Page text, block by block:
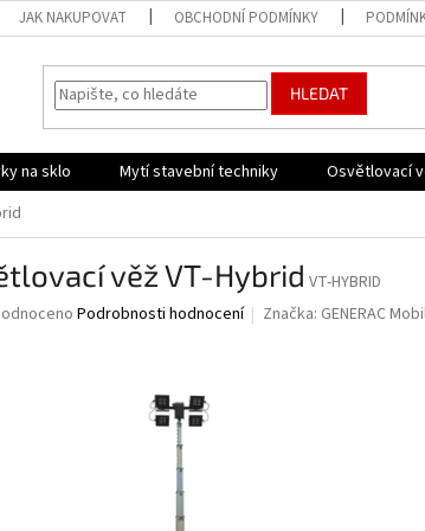
JAK NAKUPOVAT OBCHODNÍ PODMÍNKY
HLEDAT
na sklo Mytí stavební techniky Osvětlovací
věž VT-Hybrid VT-HYBRID
Podrobnosti hodnocení Značka: GENERAC